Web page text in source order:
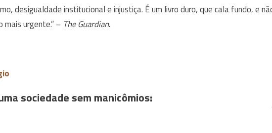
desigualdade institucional e injustiça. É um livro duro, que cala fundo, e
urgente.” – The Guardian.
sociedade sem manicômios: